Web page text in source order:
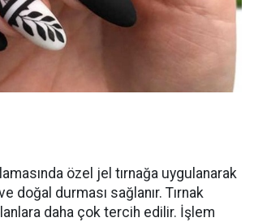
özel jel tırnağa uygulanarak
doğal durması sağlanır. Tırnak
daha çok tercih edilir. İşlem